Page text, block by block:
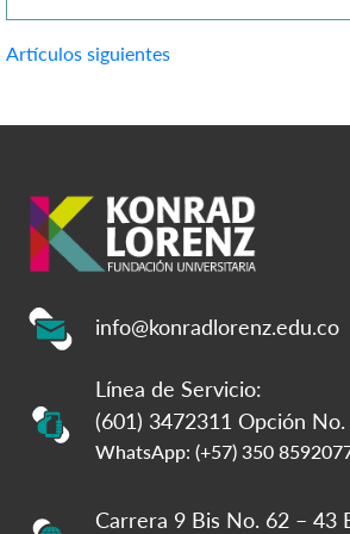
Navegación
Artículos siguientes
info@konradlorenz.edu.co
Línea de Servicio:
(601) 3472311 Opción No.
WhatsApp: (+57) 350
Carrera 9 Bis No. 62 – 43